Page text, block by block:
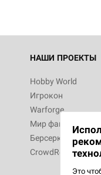
НАШИ ПРОЕКТЫ
Hobby World
Игрокон
Warforge
Мир фантастики
Берсерк
CrowdRepublic
Это